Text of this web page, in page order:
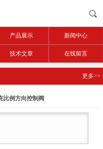
产品展示 新闻中心
技术文章 在线留言
更多>>
比例方向控制阀